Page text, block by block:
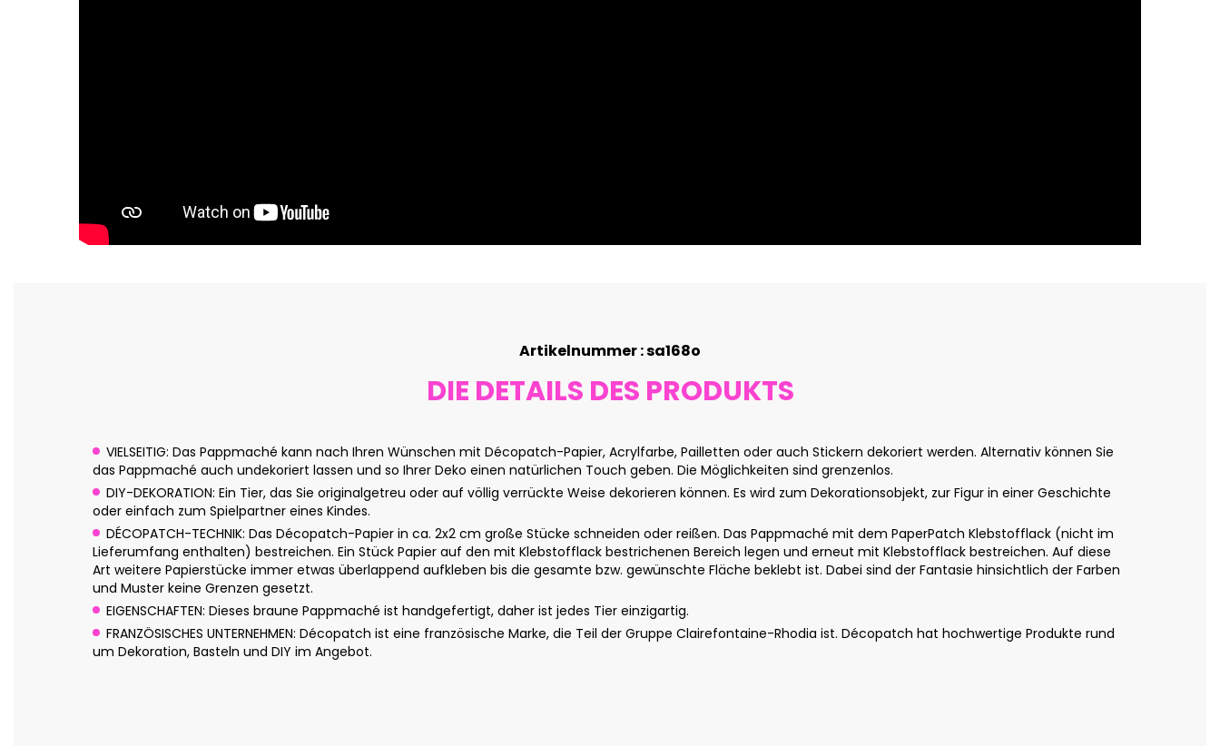
Artikelnummer : sa168o
DIE DETAILS DES PRODUKTS
VIELSEITIG: Das Pappmaché kann nach Ihren Wünschen mit Décopatch-Papier, Acrylfarbe, Pailletten oder auch Stickern dekoriert werden. Alternativ können Sie
das Pappmaché auch undekoriert lassen und so Ihrer Deko einen natürlichen Touch geben. Die Möglichkeiten sind grenzenlos.
DIY-DEKORATION: Ein Tier, das Sie originalgetreu oder auf völlig verrückte Weise dekorieren können. Es wird zum Dekorationsobjekt, zur Figur in einer Geschichte
oder einfach zum Spielpartner eines Kindes.
DÉCOPATCH-TECHNIK: Das Décopatch-Papier in ca. 2x2 cm große Stücke schneiden oder reißen. Das Pappmaché mit dem PaperPatch Klebstofflack (nicht im
Lieferumfang enthalten) bestreichen. Ein Stück Papier auf den mit Klebstofflack bestrichenen Bereich legen und erneut mit Klebstofflack bestreichen. Auf diese
Art weitere Papierstücke immer etwas überlappend aufkleben bis die gesamte bzw. gewünschte Fläche beklebt ist. Dabei sind der Fantasie hinsichtlich der Farben
und Muster keine Grenzen gesetzt.
EIGENSCHAFTEN: Dieses braune Pappmaché ist handgefertigt, daher ist jedes Tier einzigartig.
FRANZÖSISCHES UNTERNEHMEN: Décopatch ist eine französische Marke, die Teil der Gruppe Clairefontaine-Rhodia ist. Décopatch hat hochwertige Produkte rund
um Dekoration, Basteln und DIY im Angebot.